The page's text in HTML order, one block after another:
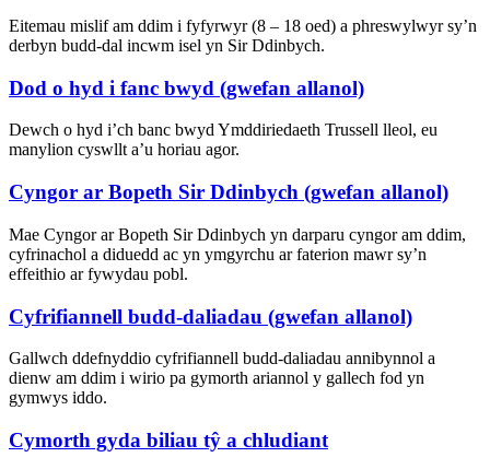
Eitemau mislif am ddim i fyfyrwyr (8 – 18 oed) a phreswylwyr sy’n
derbyn budd-dal incwm isel yn Sir Ddinbych.
Dod o hyd i fanc bwyd (gwefan allanol)
Dewch o hyd i’ch banc bwyd Ymddiriedaeth Trussell lleol, eu
manylion cyswllt a’u horiau agor.
Cyngor ar Bopeth Sir Ddinbych (gwefan allanol)
Mae Cyngor ar Bopeth Sir Ddinbych yn darparu cyngor am ddim,
cyfrinachol a diduedd ac yn ymgyrchu ar faterion mawr sy’n
effeithio ar fywydau pobl.
Cyfrifiannell budd-daliadau (gwefan allanol)
Gallwch ddefnyddio cyfrifiannell budd-daliadau annibynnol a
dienw am ddim i wirio pa gymorth ariannol y gallech fod yn
gymwys iddo.
Cymorth gyda biliau tŷ a chludiant